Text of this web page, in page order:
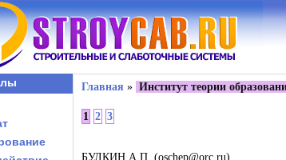
Главная » Институт теории
1 2 3
БУЛКИН А.П. (oschep@orc.ru)